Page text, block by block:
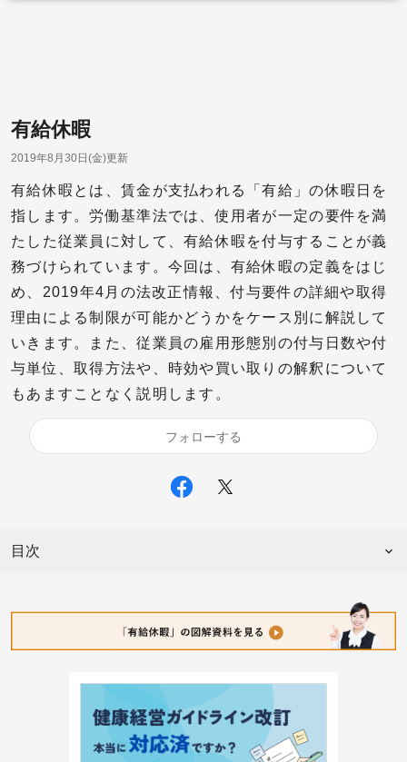
有給休暇
2019年8月30日(金)更新
有給休暇とは、賃金が支払われる「有給」の休暇日を
指します。労働基準法では、使用者が一定の要件を満
たした従業員に対して、有給休暇を付与することが義
務づけられています。今回は、有給休暇の定義をはじ
め、2019年4月の法改正情報、付与要件の詳細や取得
理由による制限が可能かどうかをケース別に解説して
いきます。また、従業員の雇用形態別の付与日数や付
与単位、取得方法や、時効や買い取りの解釈について
もあますことなく説明します。
フォローする
目次